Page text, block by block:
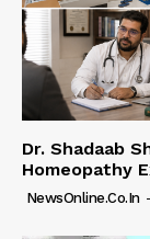
Dr. Shadaab
Homeopathy
NewsOnline.co.in -